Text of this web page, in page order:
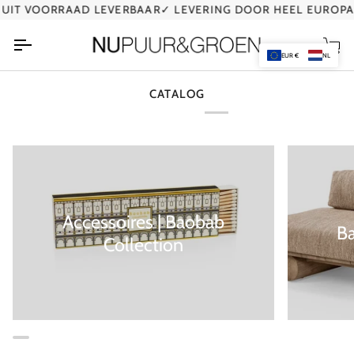
Ga
inhoud
VOORRAAD LEVERBAAR✓ LEVERING DOOR HEEL EUROPA
CATALOG
Accessoires | Baobab
Collection
EUR € NL